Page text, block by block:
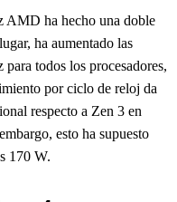
AMD ha hecho una doble
ha aumentado las
todos los procesadores,
por ciclo de reloj da
respecto a Zen 3 en
esto ha supuesto
170 W.